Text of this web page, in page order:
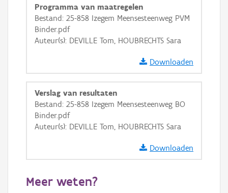
+
Basis Lagen
OSM-Basiskaart
GRB-Basiskaart
GRB-Basiskaart in grijswaarden
Programma van maatregelen
Bestand: 25-858 Izegem Meensesteenweg PVM
Binder.pdf
Auteur(s): DEVILLE Tom, HOUBRECHTS Sara
Downloaden
Verslag van resultaten
Bestand: 25-858 Izegem Meensesteenweg BO
Binder.pdf
Auteur(s): DEVILLE Tom, HOUBRECHTS Sara
Downloaden
Meer weten?